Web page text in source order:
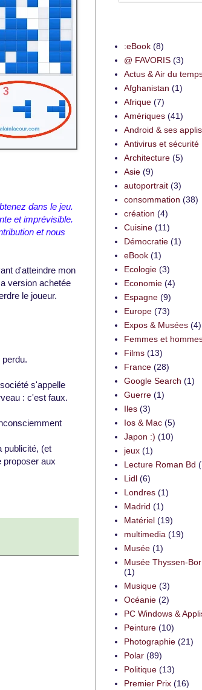
dans le jeu.
et imprévisible.
et nous
d'atteindre mon
version achetée
le joueur.
s'appelle
: c'est faux.
publicité, (et
proposer aux
:eBook (8)
@ FAVORIS (3)
Actus & Air du
Afghanistan (1)
Afrique (7)
Amériques (41)
Android & ses applis
Antivirus et sécurité
Architecture (5)
Asie (9)
autoportrait (3)
consommation (38)
création (4)
Cuisine (11)
Démocratie (1)
eBook (1)
Ecologie (3)
Economie (4)
Espagne (9)
Europe (73)
Expos & Musées (4)
Femmes et
Films (13)
France (28)
Google Search (1)
Guerre (1)
Iles (3)
Ios & Mac (5)
Japon :) (10)
jeux (1)
Lecture Roman Bd
Lidl (6)
Londres (1)
Madrid (1)
Matériel (19)
multimedia (19)
Musée (1)
Musée Thyssen-
(1)
Musique (3)
Océanie (2)
PC Windows &
Peinture (10)
Photographie (21)
Polar (89)
Politique (13)
Premier Prix (16)